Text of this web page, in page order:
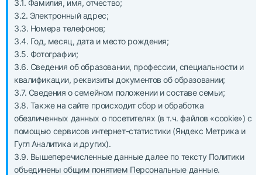
3.1. Фамилия, имя, отчество;
3.2. Электронный адрес;
3.3. Номера телефонов;
3.4. Год, месяц, дата и место рождения;
3.5. Фотографии;
3.6. Сведения об образовании, профессии, специальности и
квалификации, реквизиты документов об образовании;
3.7. Сведения о семейном положении и составе семьи;
3.8. Также на сайте происходит сбор и обработка
обезличенных данных о посетителях (в т.ч. файлов «cookie») с
помощью сервисов интернет-статистики (Яндекс Метрика и
Гугл Аналитика и других).
3.9. Вышеперечисленные данные далее по тексту Политики
объединены общим понятием Персональные данные.